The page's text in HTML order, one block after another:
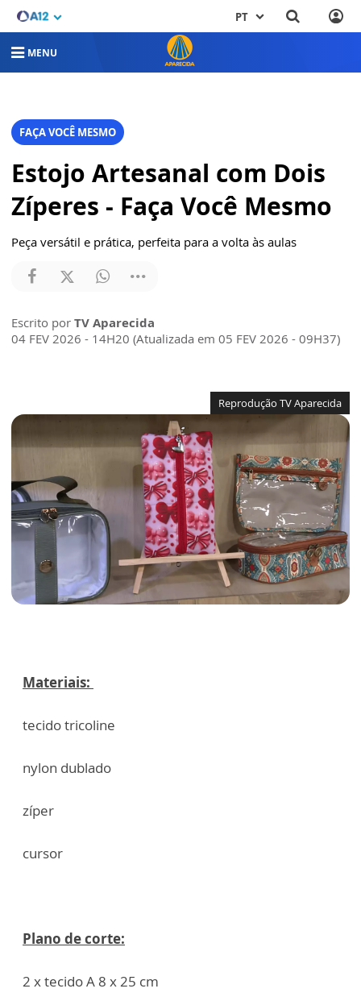
PT
MENU
FAÇA VOCÊ MESMO
Estojo Artesanal com Dois
Zíperes - Faça Você Mesmo
Peça versátil e prática, perfeita para a volta às aulas
Escrito por TV Aparecida
04 FEV 2026 - 14H20 (Atualizada em 05 FEV 2026 - 09H37)
Reprodução TV Aparecida
Materiais:
tecido tricoline
nylon dublado
zíper
cursor
Plano de corte:
2 x tecido A 8 x 25 cm